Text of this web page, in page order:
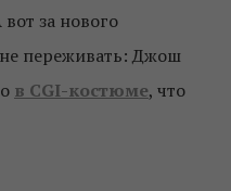
за нового
переживать: Джош
в CGI-костюме, что